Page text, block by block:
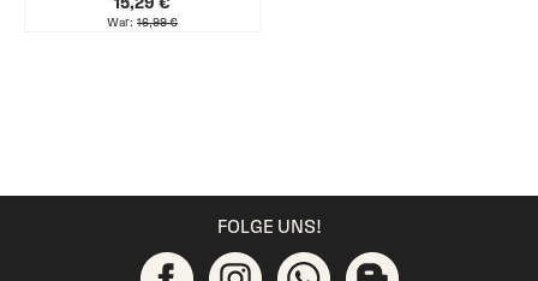
War 16,99 €
FOLGE UNS!